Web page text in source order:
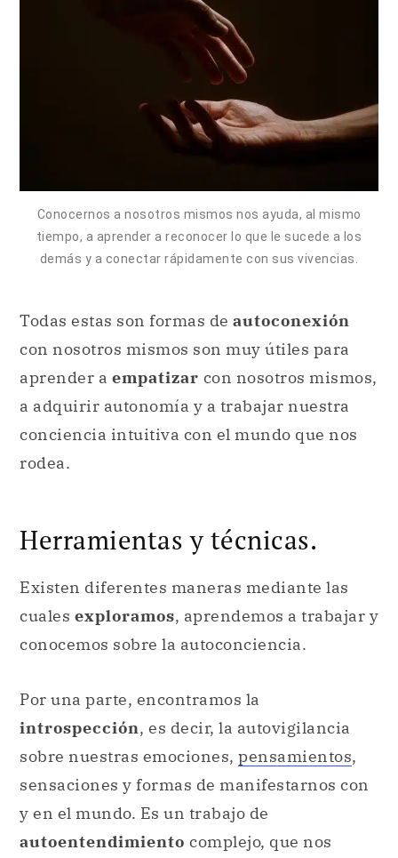
Conocernos a nosotros mismos nos ayuda, al mismo
tiempo, a aprender a reconocer lo que le sucede a los
demás y a conectar rápidamente con sus vivencias.
Todas estas son formas de autoconexión
con nosotros mismos son muy útiles para
aprender a empatizar con nosotros mismos,
a adquirir autonomía y a trabajar nuestra
conciencia intuitiva con el mundo que nos
rodea.
Herramientas y técnicas.
Existen diferentes maneras mediante las
cuales exploramos, aprendemos a trabajar y
conocemos sobre la autoconciencia.
Por una parte, encontramos la
introspección, es decir, la autovigilancia
sobre nuestras emociones, pensamientos,
sensaciones y formas de manifestarnos con
y en el mundo. Es un trabajo de
autoentendimiento complejo, que nos